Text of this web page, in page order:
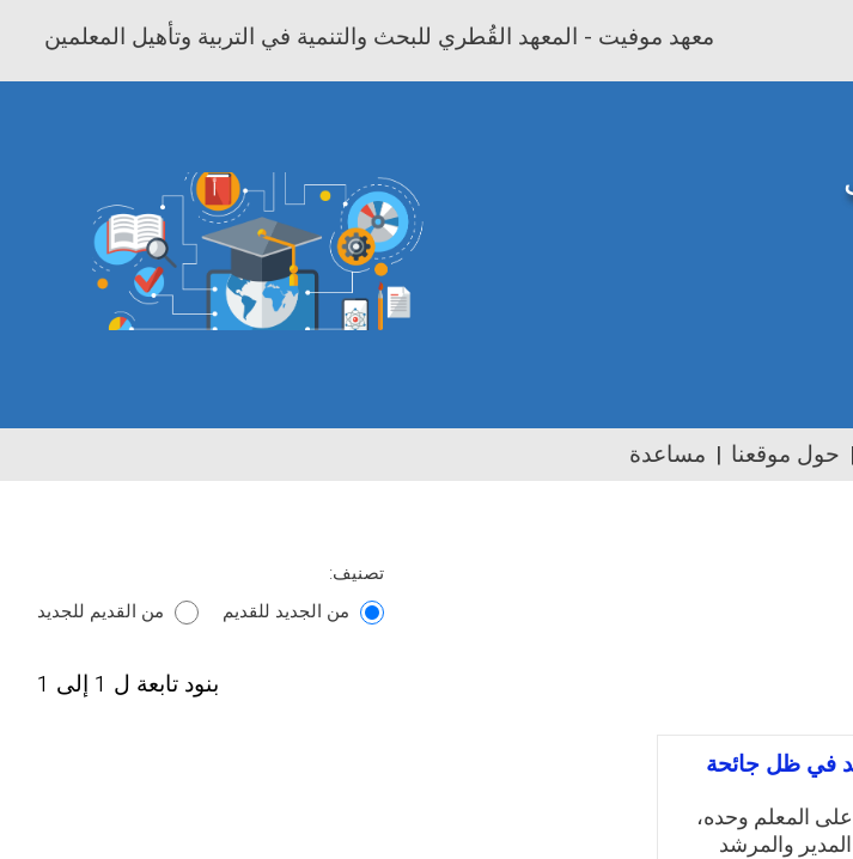
معهد موفيت - المعهد القُطري للبحث والتنمية في التربية وتأهيل المعلمين
حول موقعنا مساعدة
تصنيف:
من الجديد للقديم
من القديم للجديد
بنود تابعة ل 1 إلى 1
في ظل جائحة
المعلم وحده،
والمرشد